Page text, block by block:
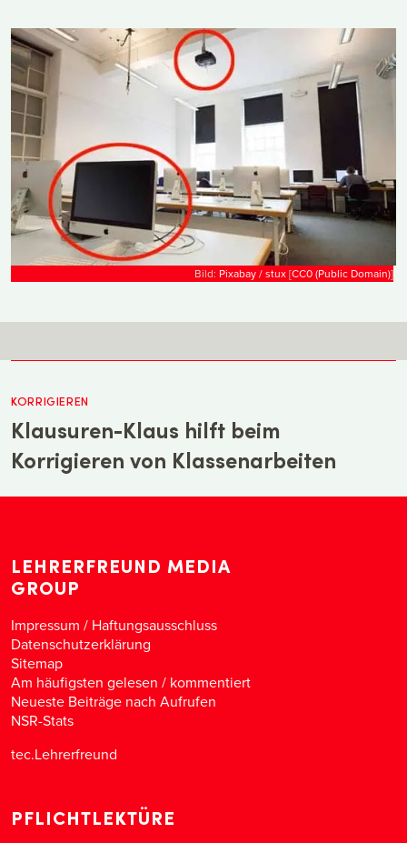
Bild: Pixabay / stux[CC0 (Public Domain)]
KORRIGIEREN
Klausuren-Klaus hilft beim
Korrigieren von Klassenarbeiten
LEHRERFREUND MEDIA
GROUP
Impressum / Haftungsausschluss
Datenschutzerklärung
Sitemap
Am häufigsten gelesen / kommentiert
Neueste Beiträge nach Aufrufen
NSR-Stats
tec.Lehrerfreund
PFLICHTLEKTÜRE